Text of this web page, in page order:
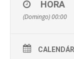
HORA
(Domingo) 00:00